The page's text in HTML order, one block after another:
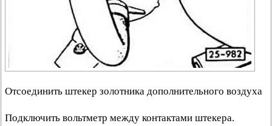
Отсоединить штекер золотника дополнительного воздуха
Подключить вольтметр между контактами штекера.